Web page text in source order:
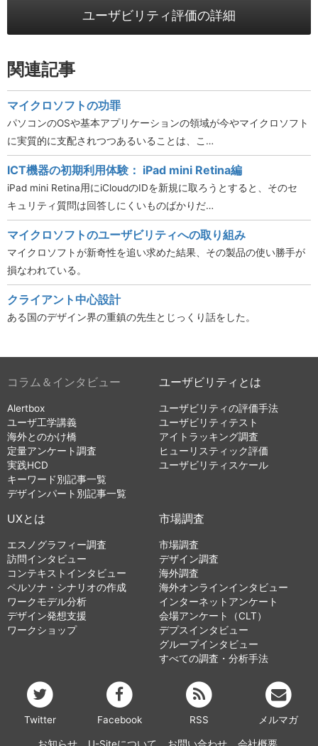
ユーザビリティ評価の詳細
関連記事
マイクロソフトの功罪
パソコンのOSや基本アプリケーションの領域が今やマイクロソフト
に実質的に支配されつつあるいることは、こ…
ICT機器の初期利用体験： iPad mini Retina編
iPad mini Retina用にiCloudのIDを新規に取ろうとすると、そのセ
キュリティ質問は回答しにくいものばかりだ…
マイクロソフトのユーザビリティへの取り組み
マイクロソフトが新奇性を追い求めた結果、その製品の使い勝手が
損なわれている。
クライアント中心設計
ある国のデザイン界の重鎮の先生とじっくり話をした。
コラム＆インタビュー
Alertbox
ユーザ工学講義
海外とのかけ橋
定量アンケート調査
実践HCD
キーワード別記事一覧
デザインパート別記事一覧
ユーザビリティとは
ユーザビリティの評価手法
ユーザビリティテスト
アイトラッキング調査
ヒューリスティック評価
ユーザビリティスケール
UXとは
エスノグラフィー調査
訪問インタビュー
コンテキストインタビュー
ペルソナ・シナリオの作成
ワークモデル分析
デザイン発想支援
ワークショップ
市場調査
市場調査
デザイン調査
海外調査
海外オンラインインタビュー
インターネットアンケート
会場アンケート（CLT）
デプスインタビュー
グループインタビュー
すべての調査・分析手法
Twitter Facebook RSS メルマガ
お知らせ U-Siteについて お問い合わせ 会社概要